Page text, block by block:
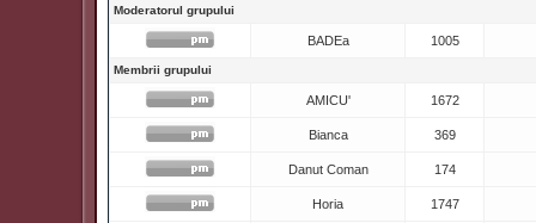
Moderatorul grupului
BADEa 1005
Membrii grupului
AMICU' 1672
Bianca 369
Danut Coman 174
Horia 1747